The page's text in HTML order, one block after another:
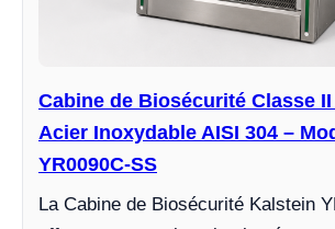
Cabine de Biosécurité Classe II
Acier Inoxydable AISI 304 –
YR0090C-SS
La Cabine de Biosécurité Kalstein